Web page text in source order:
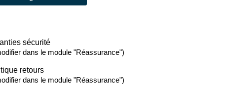
sécurité
dans le module "Réassurance")
retours
dans le module "Réassurance")